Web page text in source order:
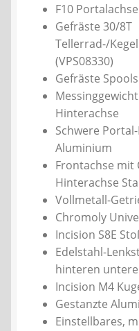
F10
Gefräste 30/8T
Tellerrad-/
(VPS08330)
Gefräste Spools
Hinterachse
Schwere
Aluminium
Frontachse mit
Hinterachse
Vollmetall-
Chromoly
Incision S8E
Edelstahl-
hinteren
Incision M4
Gestanzte
Einstellbares,